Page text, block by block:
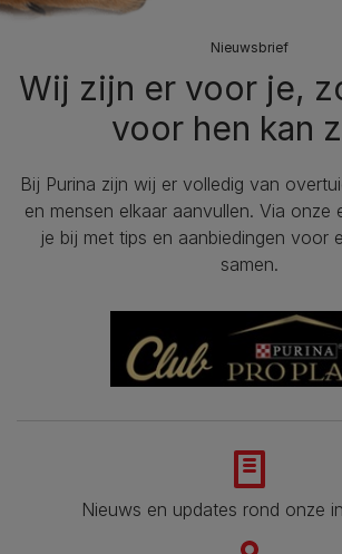
Nieuwsbrief
Wij zijn er voor je,
voor hen kan
Bij Purina zijn wij er volledig van
en mensen elkaar aanvullen. Via onze
je bij met tips en aanbiedingen voor
samen.
Nieuws en updates rond onze